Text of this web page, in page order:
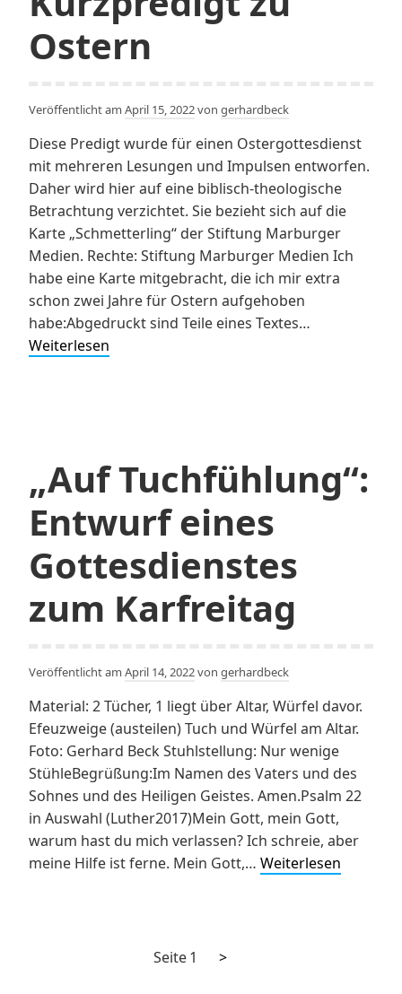
Ostern
Veröffentlicht am April 15, 2022von gerhardbeck
Diese Predigt wurde für einen Ostergottesdienst
mit mehreren Lesungen und Impulsen entworfen.
Daher wird hier auf eine biblisch-theologische
Betrachtung verzichtet. Sie bezieht sich auf die
Karte „Schmetterling“ der Stiftung Marburger
Medien. Rechte: Stiftung Marburger Medien Ich
habe eine Karte mitgebracht, die ich mir extra
schon zwei Jahre für Ostern aufgehoben
habe:Abgedruckt sind Teile eines Textes…
Weiterlesen
„Auf Tuchfühlung“:
Entwurf eines
Gottesdienstes
zum Karfreitag
Veröffentlicht am April 14, 2022von gerhardbeck
Material: 2 Tücher, 1 liegt über Altar, Würfel davor.
Efeuzweige (austeilen) Tuch und Würfel am Altar.
Foto: Gerhard Beck Stuhlstellung: Nur wenige
StühleBegrüßung:Im Namen des Vaters und des
Sohnes und des Heiligen Geistes. Amen.Psalm 22
in Auswahl (Luther2017)Mein Gott, mein Gott,
warum hast du mich verlassen? Ich schreie, aber
meine Hilfe ist ferne. Mein Gott,… Weiterlesen
Seitennummerierung
Seite1
Nächste
>